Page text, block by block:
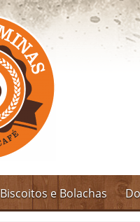
Biscoitos e Bolachas